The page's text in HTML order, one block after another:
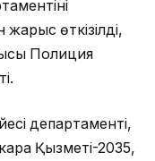
өткізілді,
Полиция
департаменті,
Қызметі-2035,